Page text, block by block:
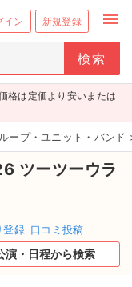
イン 新規登録 menu
格は定価より安いまたは
ープ・ユニット・バンド
ツーツーウラ
登録 口コミ投稿
演・日程から検索